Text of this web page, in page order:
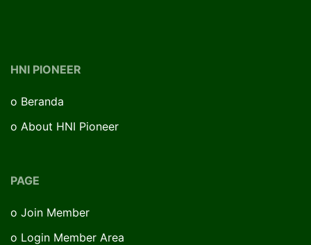
HNI PIONEER
o Beranda
o About HNI Pioneer
PAGE
o Join Member
o Login Member Area